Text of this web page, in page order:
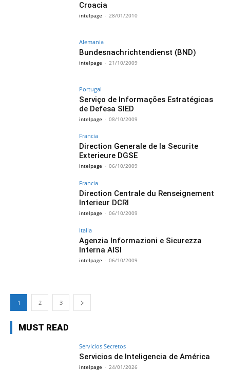
Croacia
intelpage - 28/01/2010
Alemania
Bundesnachrichtendienst (BND)
intelpage - 21/10/2009
Portugal
Serviço de Informações Estratégicas
de Defesa SIED
intelpage - 08/10/2009
Francia
Direction Generale de la Securite
Exterieure DGSE
intelpage - 06/10/2009
Francia
Direction Centrale du Renseignement
Interieur DCRI
intelpage - 06/10/2009
Italia
Agenzia Informazioni e Sicurezza
Interna AISI
intelpage - 06/10/2009
1 2 3
MUST READ
Servicios Secretos
Servicios de Inteligencia de América
intelpage - 24/01/2026